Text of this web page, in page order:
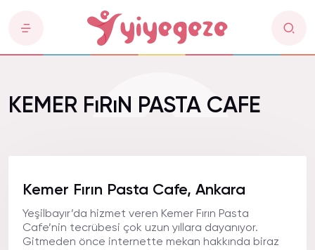
KEMER FıRıN PASTA CAFE
Kemer Fırın Pasta Cafe, Ankara
Yeşilbayır’da hizmet veren Kemer Fırın Pasta
Cafe’nin tecrübesi çok uzun yıllara dayanıyor.
Gitmeden önce internette mekan hakkında biraz